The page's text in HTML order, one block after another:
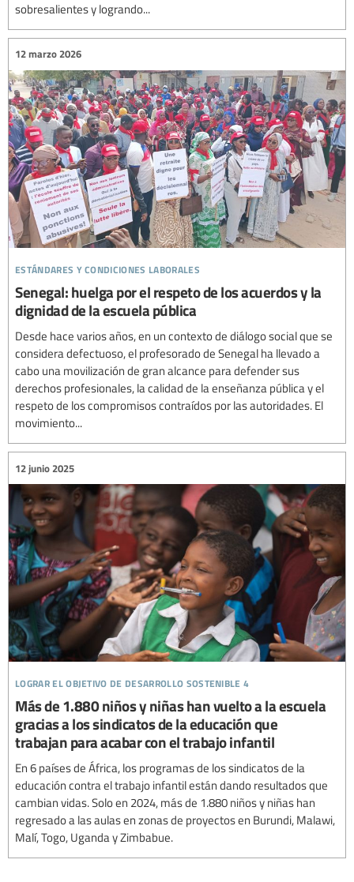
sobresalientes y logrando...
estándares y condiciones laborales
12 marzo 2026
Senegal: huelga por el respeto de los acuerdos y la
dignidad de la escuela pública
Desde hace varios años, en un contexto de diálogo social que se
considera defectuoso, el profesorado de Senegal ha llevado a
cabo una movilización de gran alcance para defender sus
derechos profesionales, la calidad de la enseñanza pública y el
respeto de los compromisos contraídos por las autoridades. El
movimiento...
lograr el objetivo de desarrollo sostenible 4
12 junio 2025
Más de 1.880 niños y niñas han vuelto a la escuela
gracias a los sindicatos de la educación que
trabajan para acabar con el trabajo infantil
En 6 países de África, los programas de los sindicatos de la
educación contra el trabajo infantil están dando resultados que
cambian vidas. Solo en 2024, más de 1.880 niños y niñas han
regresado a las aulas en zonas de proyectos en Burundi, Malawi,
Malí, Togo, Uganda y Zimbabue.